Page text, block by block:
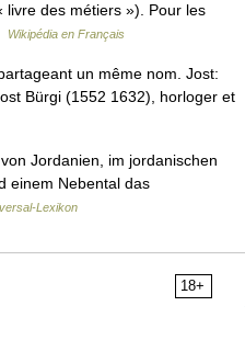
des métiers »). Pour les
Wikipédia en Français
un même nom. Jost:
Bürgi (1552 1632), horloger et
Jordanien, im jordanischen
einem Nebental das
Lexikon
18+